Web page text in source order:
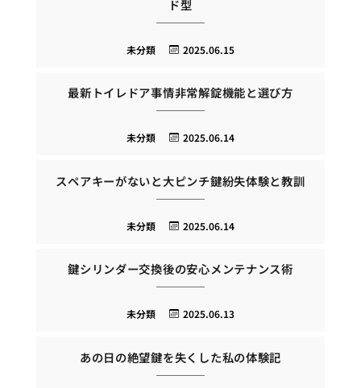
ド型
2025.06.15
未分類
最新トイレドア事情非常解錠機能と選び方
2025.06.14
未分類
スペアキーがないと大ピンチ鍵紛失体験と教訓
2025.06.14
未分類
鍵シリンダー交換後の安心メンテナンス術
2025.06.13
未分類
あの日の絶望鍵を失くした私の体験記